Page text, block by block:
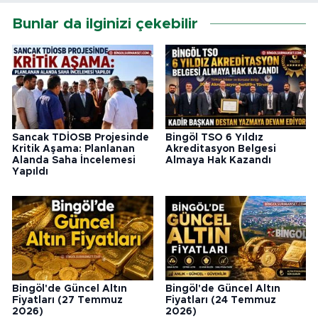
Bunlar da ilginizi çekebilir
Sancak TDİOSB Projesinde
Kritik Aşama: Planlanan
Alanda Saha İncelemesi
Yapıldı
Bingöl TSO 6 Yıldız
Akreditasyon Belgesi
Almaya Hak Kazandı
Bingöl'de Güncel Altın
Fiyatları (27 Temmuz
2026)
Bingöl'de Güncel Altın
Fiyatları (24 Temmuz
2026)